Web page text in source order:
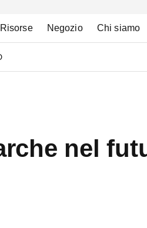
Risorse Negozio Chi siamo
nel